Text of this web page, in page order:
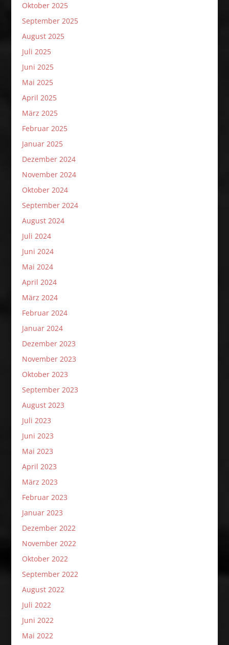
Oktober 2025
September 2025
August 2025
Juli 2025
Juni 2025
Mai 2025
April 2025
März 2025
Februar 2025
Januar 2025
Dezember 2024
November 2024
Oktober 2024
September 2024
August 2024
Juli 2024
Juni 2024
Mai 2024
April 2024
März 2024
Februar 2024
Januar 2024
Dezember 2023
November 2023
Oktober 2023
September 2023
August 2023
Juli 2023
Juni 2023
Mai 2023
April 2023
März 2023
Februar 2023
Januar 2023
Dezember 2022
November 2022
Oktober 2022
September 2022
August 2022
Juli 2022
Juni 2022
Mai 2022